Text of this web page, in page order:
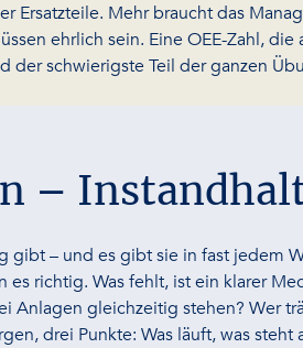
Ersatzteile. Mehr braucht das
ehrlich sein. Eine OEE-Zahl,
der schwierigste Teil der ganzen
–
– und es gibt sie in fast jedem
richtig. Was fehlt, ist ein klarer
Anlagen gleichzeitig stehen? Wer
drei Punkte: Was läuft, was